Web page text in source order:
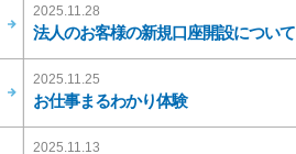
2025.11.28
法人のお客様の新規口座開設について
2025.11.25
お仕事まるわかり体験
2025.11.13